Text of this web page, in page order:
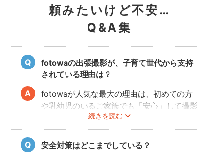
頼みたいけど不安…
Q&A集
fotowaの出張撮影が、子育て世代から支持
されている理由は？
続きを読む
fotowaが人気な最大の理由は、初めての方
や乳幼児のいるご家族でも「安心」して撮影
を楽しんでいただけることです。
厳しい審査を通過した、赤ちゃん・子どもの
扱いに慣れているパパ・ママ世代のカメラマ
ンが全国に多数在籍。
安全対策はどこまでしている？